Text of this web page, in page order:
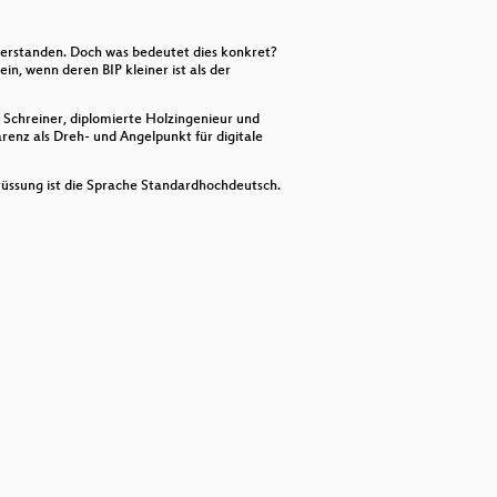
Doch was bedeutet dies konkret?
wenn deren BIP kleiner ist als der
diplomierte Holzingenieur und
als Dreh- und Angelpunkt für digitale
ist die Sprache Standardhochdeutsch.